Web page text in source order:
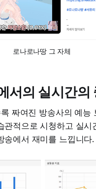
로나로나땅 그 자체
서의 실시간의
짜여진 방송사의 예능
관적으로 시청하고 실시
송에서 재미를 느낍니다.